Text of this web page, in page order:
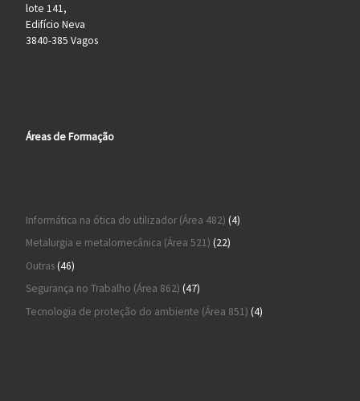
lote 141,
Edifício Neva
3840-385 Vagos
Áreas de Formação
Informática na ótica do utilizador (Área 482) 44 produtos
Metalurgia e metalomecânica (Área 521) 2222 produtos
Outras 4646 produtos
Segurança no Trabalho (Área 862) 4747 produtos
Tecnologia de proteção do ambiente (Área 851) 44 produtos